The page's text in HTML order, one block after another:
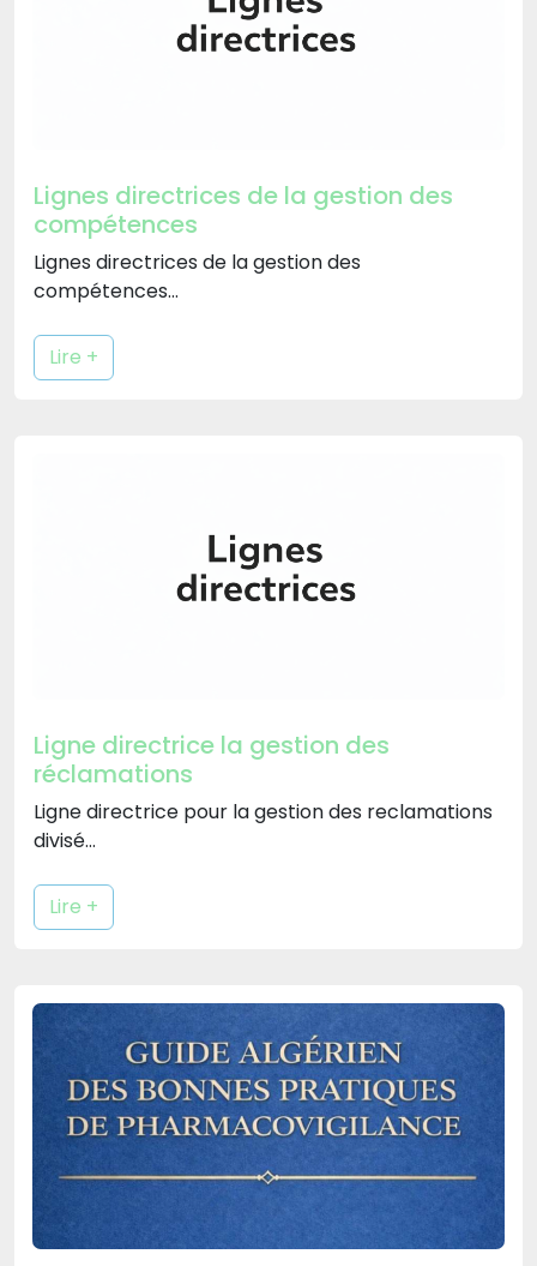
Lignes directrices de la gestion des
compétences
Lignes directrices de la gestion des
compétences…
Lire +
Ligne directrice la gestion des
réclamations
Ligne directrice pour la gestion des reclamations
divisé…
Lire +